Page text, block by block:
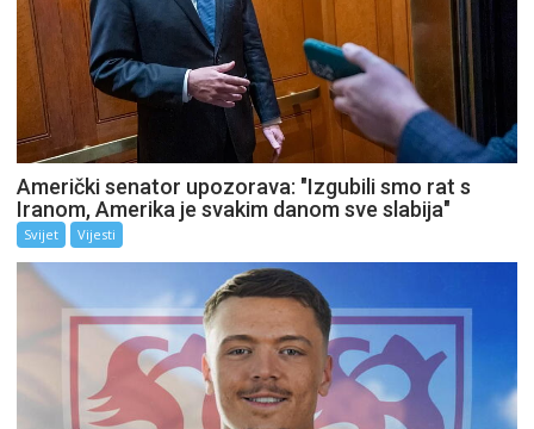
Američki senator upozorava: "Izgubili smo rat s
Iranom, Amerika je svakim danom sve slabija"
Svijet Vijesti